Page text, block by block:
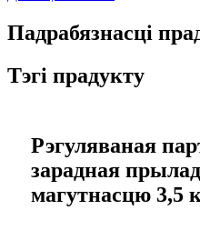
Падрабязнасці
Тэгі прадукту
Рэгуляваная
зарадная
магутнасцю 3,5